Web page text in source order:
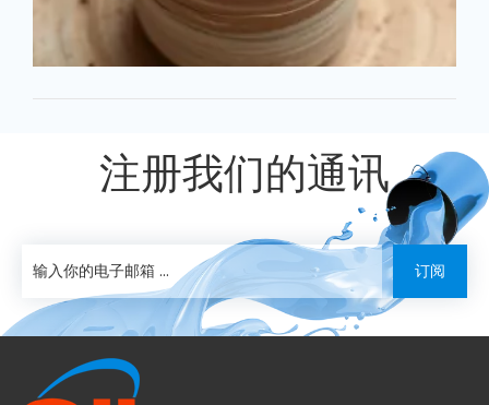
注册我们的通讯
订阅